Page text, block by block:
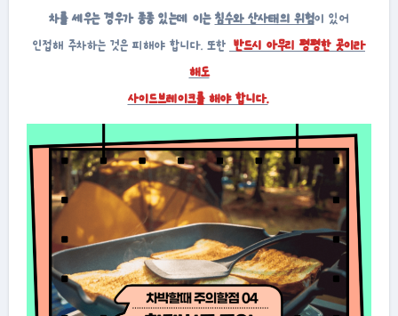
차를 세우는 경우가 종종 있는데 이는 침수와 산사태의 위험이 있어
인접해 주차하는 것은 피해야 합니다. 또한 반드시 아무리 평평한 곳이라
해도
사이드브레이크를 해야 합니다.